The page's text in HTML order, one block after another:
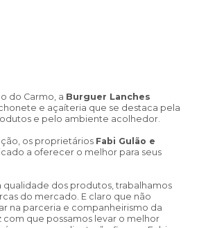
do Carmo, a Burguer Lanches
e açaíteria que se destaca pela
e pelo ambiente acolhedor.
os proprietários Fabi Gulão e
a oferecer o melhor para seus
qualidade dos produtos, trabalhamos
do mercado. E claro que não
na parceria e companheirismo da
com que possamos levar o melhor